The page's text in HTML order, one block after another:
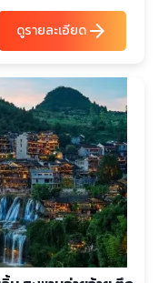
ดูรายละเอียดarrow_forward